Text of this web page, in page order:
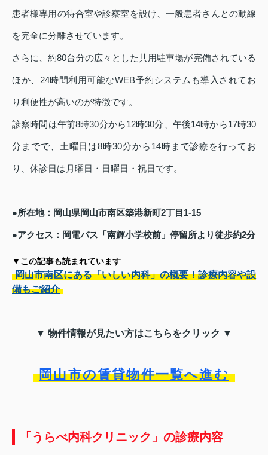
患者様専用の待合室や診察室を設け、一般患者さんとの動線
を完全に分離させています。
さらに、約80台分の広々とした共用駐車場が完備されている
ほか、24時間利用可能なWEB予約システムも導入されてお
り利便性が高いのが特徴です。
診察時間は午前8時30分から12時30分、午後14時から17時30
分までで、土曜日は8時30分から14時まで診療を行ってお
り、休診日は月曜日・日曜日・祝日です。
●所在地：岡山県岡山市南区築港新町2丁目1-15
●アクセス：岡電バス「南輝小学校前」停留所より徒歩約2分
▼この記事も読まれています
岡山市南区にある「いしい内科」の概要！診療内容や設
備もご紹介
▼ 物件情報が見たい方はこちらをクリック ▼
岡山市の賃貸物件一覧へ進む
「うらべ内科クリニック」の診療内容